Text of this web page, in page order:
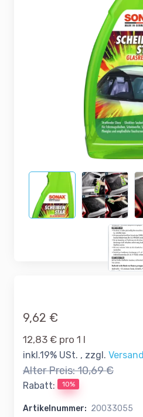
9,62 €
12,83 € pro 1 l
inkl.19% USt. , zzgl. Versand
Alter Preis:10,69 €
Rabatt: 10%
Artikelnummer: 20033055